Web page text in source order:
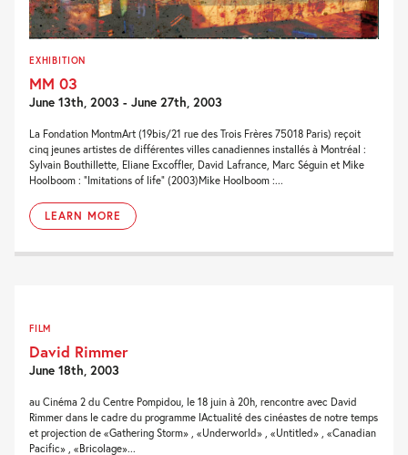
EXHIBITION
MM 03
June 13th, 2003 - June 27th, 2003
La Fondation MontmArt (19bis/21 rue des Trois Frères 75018 Paris) reçoit
cinq jeunes artistes de différentes villes canadiennes installés à Montréal :
Sylvain Bouthillette, Eliane Excoffler, David Lafrance, Marc Séguin et Mike
Hoolboom : “Imitations of life” (2003)Mike Hoolboom :...
LEARN MORE
FILM
David Rimmer
June 18th, 2003
au Cinéma 2 du Centre Pompidou, le 18 juin à 20h, rencontre avec David
Rimmer dans le cadre du programme lActualité des cinéastes de notre temps
et projection de «Gathering Storm» , «Underworld» , «Untitled» , «Canadian
Pacific» , «Bricolage»...